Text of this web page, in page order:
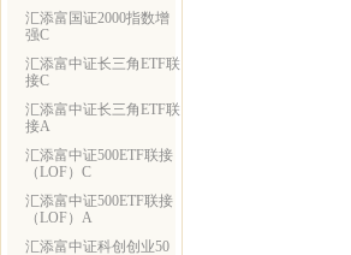
汇添富国证2000指数增
强C
汇添富中证长三角ETF联
接C
汇添富中证长三角ETF联
接A
汇添富中证500ETF联接
（LOF）C
汇添富中证500ETF联接
（LOF）A
汇添富中证科创创业50